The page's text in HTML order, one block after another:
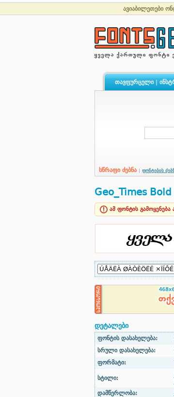
ავიაბილეთები
თავფურცელი|
სწრაფი ძებნა ფონტების
Geo_Times
ამ ფონტის
დეტალები
ფონტის დასახელება:
სრული დასახელება:
ფორმატი:
სტილი:
დამწერლობა: